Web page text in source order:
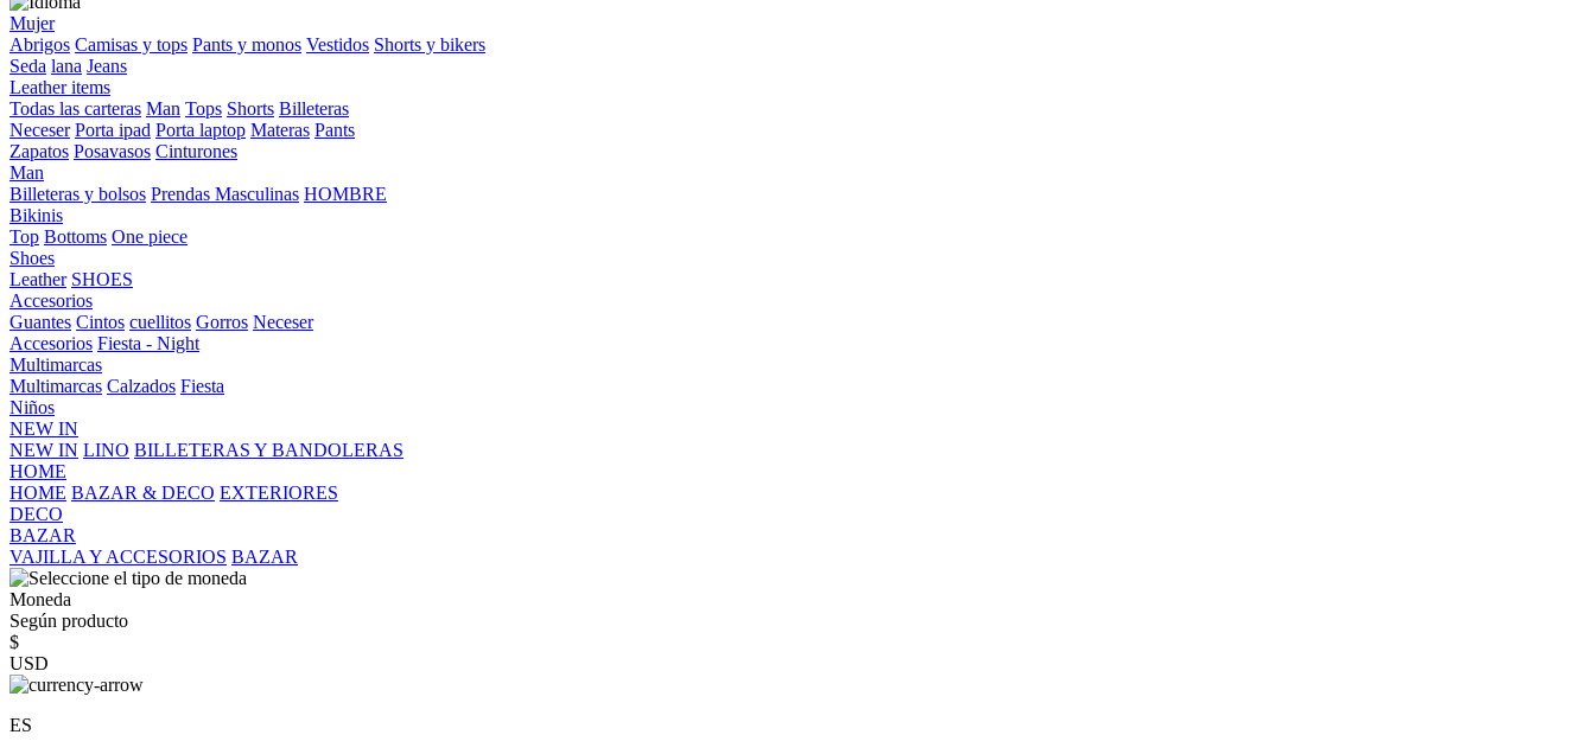
Mujer
Abrigos Camisas y tops Pants y monos Vestidos Shorts y bikers
Seda lana Jeans
Leather items
Todas las carteras Man Tops Shorts Billeteras
Neceser Porta ipad Porta laptop Materas Pants
Zapatos Posavasos Cinturones
Man
Billeteras y bolsos Prendas Masculinas HOMBRE
Bikinis
Top Bottoms One piece
Shoes
Leather SHOES
Accesorios
Guantes Cintos cuellitos Gorros Neceser
Accesorios Fiesta - Night
Multimarcas
Multimarcas Calzados Fiesta
Niños
NEW IN
NEW IN LINO BILLETERAS Y BANDOLERAS
HOME
HOME BAZAR & DECO EXTERIORES
DECO
BAZAR
VAJILLA Y ACCESORIOS BAZAR
Moneda
Según producto
$
USD
ES